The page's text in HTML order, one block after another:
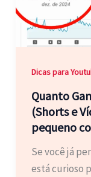
Dicas para
Quanto
(Shorts e
pequeno
Se você já
está curioso